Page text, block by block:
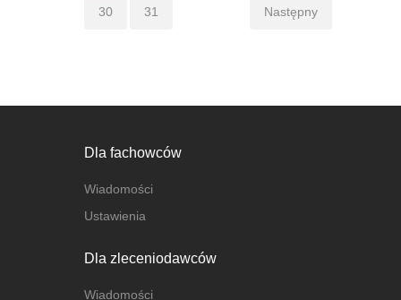
30 31 Następny
Dla fachowców
Wiadomości
Ustawienia
Dla zleceniodawców
Wiadomości